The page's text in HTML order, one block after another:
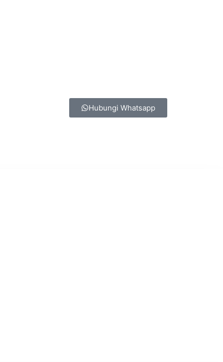
Hubungi Whatsapp